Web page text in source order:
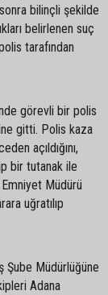
bilinçli şekilde
belirlenen suç
tarafından
görevli bir polis
gitti. Polis kaza
açıldığını,
bir tutanak ile
Müdürü
uğratılıp
Şube Müdürlüğüne
Adana